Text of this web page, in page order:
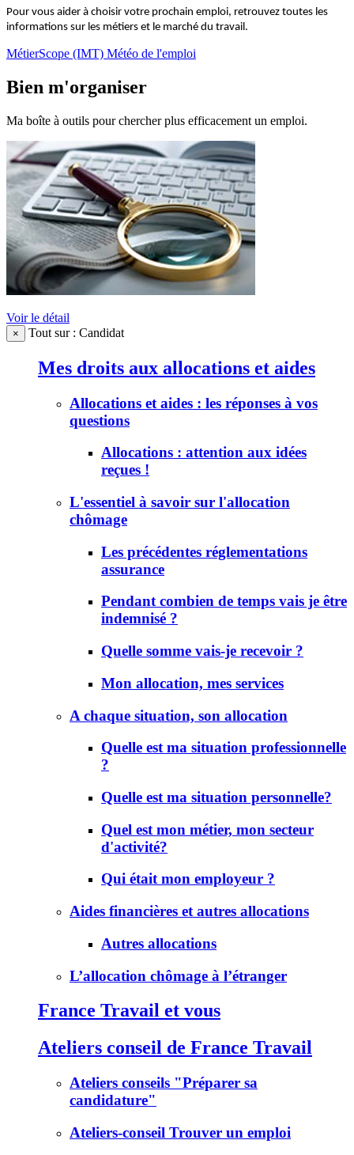
Pour vous aider à choisir votre prochain emploi, retrouvez toutes les
informations sur les métiers et le marché du travail.
MétierScope (IMT) Météo de l'emploi
Bien m'organiser
Ma boîte à outils pour chercher plus efficacement un emploi.
Voir le détail
× Tout sur : Candidat
Mes droits aux allocations et aides
Allocations et aides : les réponses à vos
questions
Allocations : attention aux idées
reçues !
L'essentiel à savoir sur l'allocation
chômage
Les précédentes réglementations
assurance
Pendant combien de temps vais je être
indemnisé ?
Quelle somme vais-je recevoir ?
Mon allocation, mes services
A chaque situation, son allocation
Quelle est ma situation professionnelle
?
Quelle est ma situation personnelle?
Quel est mon métier, mon secteur
d'activité?
Qui était mon employeur ?
Aides financières et autres allocations
Autres allocations
L’allocation chômage à l’étranger
France Travail et vous
Ateliers conseil de France Travail
Ateliers conseils "Préparer sa
candidature"
Ateliers-conseil Trouver un emploi